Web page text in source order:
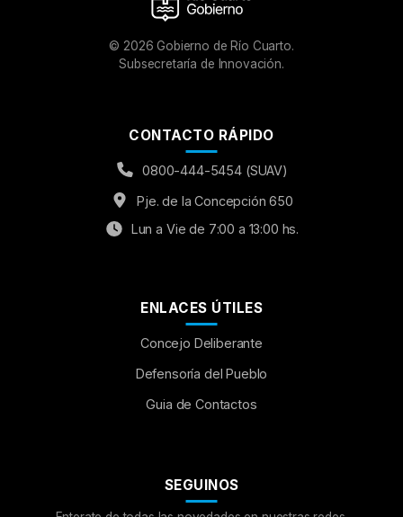
© 2026 Gobierno de Río Cuarto.
Subsecretaría de Innovación.
CONTACTO RÁPIDO
0800-444-5454 (SUAV)
Pje. de la Concepción 650
Lun a Vie de 7:00 a 13:00 hs.
ENLACES ÚTILES
Concejo Deliberante
Defensoría del Pueblo
Guia de Contactos
SEGUINOS
Aumentar Fuente
OFF
Leer al pasar el mouse